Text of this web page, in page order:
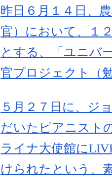
昨日６月１４日、
官）において、１
とする、「ユニバ
官プロジェクト（
５月２７日に、ジ
だいたピアニスト
ライナ大使館に
けられたという、